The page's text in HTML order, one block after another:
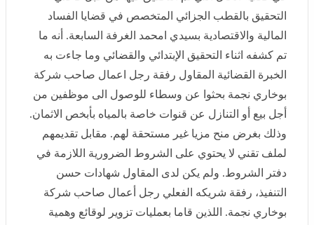
اثناء التحقيق الإبتدائي والقضائي وما جاءت به الخبرة
القضائية المقاول رفقة رجل اعمال صاحب شركة بوخاري
نجمة بحثوا عن وسطاء للوصول الى موظفين من أجل بيع أو
التنازل عن قنوات خاصة بالمياه بأبخص الاثمان. وذلك بغرض
منح مزيا غير مستحقة لهم. مقابل تقديمهم لملف تقني لا
يحتوي على الشروط الضرورية اللازمة في دفتر الشروط.
ولم يكن لدى المقاول شهادات حسن التنفيذ، رفقة شريكه
الفعلي رجل أعمال صاحب شركة بوخاري نجمة. اللذين قاما
بعمليات تزوير لوقائع وهمية وغير صحيحة بالتواطؤ مع
موظفين في الجزائرية للمياه والولاية. للتحايل على تبديد
واختلاس أموال تابعة للقطاع العام.